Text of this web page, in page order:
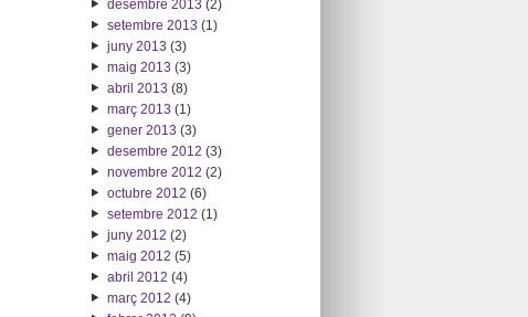
desembre 2013 (2)
setembre 2013 (1)
juny 2013 (3)
maig 2013 (3)
abril 2013 (8)
març 2013 (1)
gener 2013 (3)
desembre 2012 (3)
novembre 2012 (2)
octubre 2012 (6)
setembre 2012 (1)
juny 2012 (2)
maig 2012 (5)
abril 2012 (4)
març 2012 (4)